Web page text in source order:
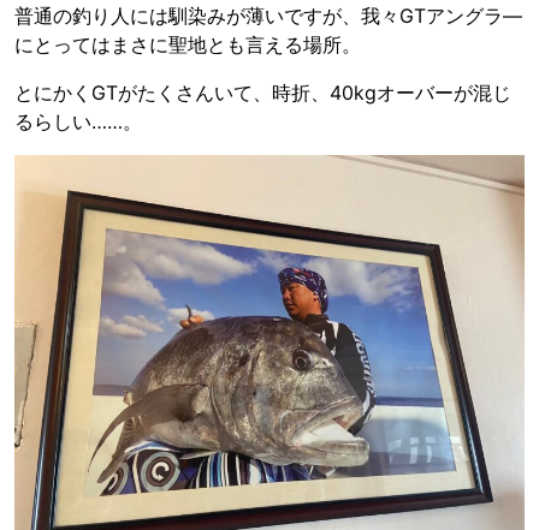
普通の釣り人には馴染みが薄いですが、我々GTアングラ―
にとってはまさに聖地とも言える場所。
とにかくGTがたくさんいて、時折、40kgオーバーが混じ
るらしい……。